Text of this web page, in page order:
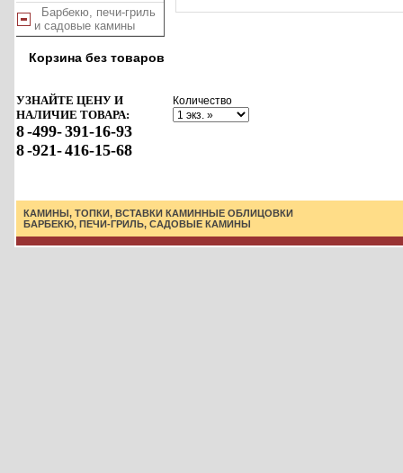
Барбекю, печи-гриль
и садовые камины
Корзина без товаров
УЗНАЙТЕ ЦЕНУ И
НАЛИЧИЕ ТОВАРА:
8-499-391-16-93
8-921-416-15-68
Количество
КАМИНЫ, ТОПКИ, ВСТАВКИ КАМИННЫЕ ОБЛИЦОВКИ
БАРБЕКЮ, ПЕЧИ-ГРИЛЬ, САДОВЫЕ КАМИНЫ